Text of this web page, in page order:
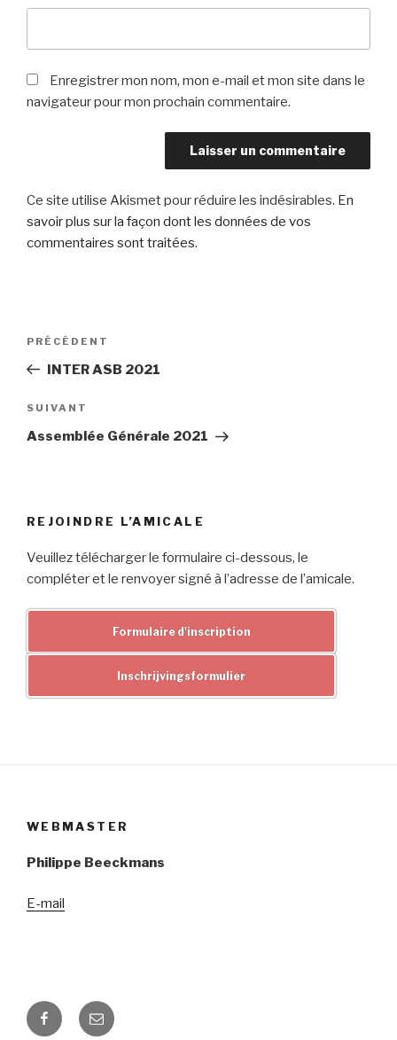
Enregistrer mon nom, mon e-mail et mon site dans le
navigateur pour mon prochain commentaire.
Ce site utilise Akismet pour réduire les indésirables. En
savoir plus sur la façon dont les données de vos
commentaires sont traitées.
Navigation
l’article
Article
précédent
PRÉCÉDENT
INTER ASB 2021
Article
suivant
SUIVANT
Assemblée Générale 2021
REJOINDRE L’AMICALE
Veuillez télécharger le formulaire ci-dessous, le
compléter et le renvoyer signé à l’adresse de l’amicale.
Formulaire d'inscription
Inschrijvingsformulier
WEBMASTER
Philippe Beeckmans
E-mail
Facebook
E-
mail